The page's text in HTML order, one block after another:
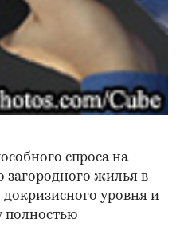
спроса на
загородного жилья в
докризисного уровня и
полностью